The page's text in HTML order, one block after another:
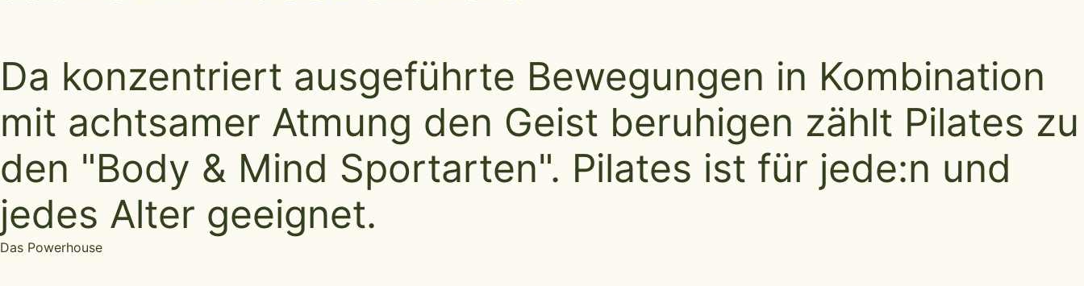
Da konzentriert ausgeführte Bewegungen in Kombination
mit achtsamer Atmung den Geist beruhigen zählt Pilates zu
den "Body & Mind Sportarten". Pilates ist für jede:n und
jedes Alter geeignet.
Das Powerhouse